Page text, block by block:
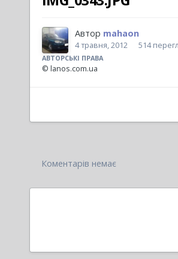
Автор mahaon
4 травня, 2012 514
АВТОРСЬКІ ПРАВА
© lanos.com.ua
Коментарів немає